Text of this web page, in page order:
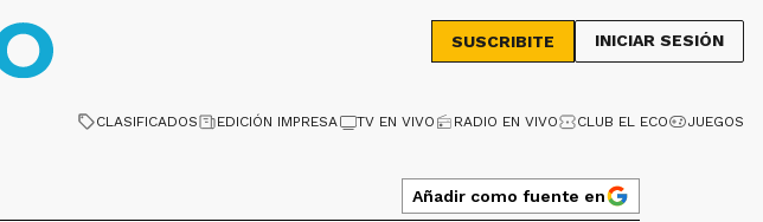
SUSCRIBITE INICIAR SESIÓN
CLASIFICADOS EDICIÓN IMPRESA TV EN VIVO RADIO EN VIVO CLUB EL ECO JUEGOS
Añadir como fuente en